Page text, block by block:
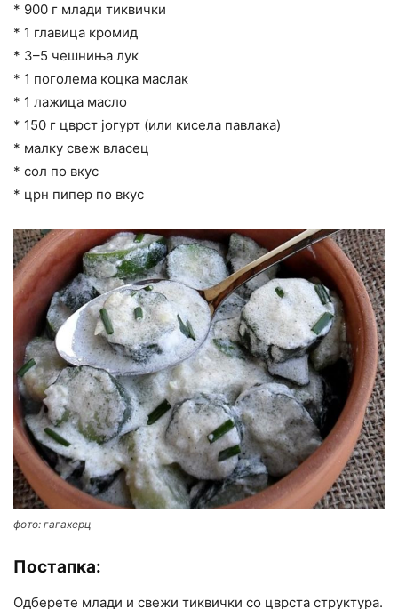
* 900 г млади тиквички
* 1 главица кромид
* 3–5 чешниња лук
* 1 поголема коцка маслак
* 1 лажица масло
* 150 г цврст јогурт (или кисела павлака)
* малку свеж власец
* сол по вкус
* црн пипер по вкус
фото: гагахерц
Постапка:
Одберете млади и свежи тиквички со цврста структура.